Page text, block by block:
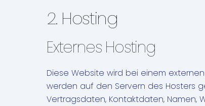
2. Hosting
Externes Hosting
Diese Website wird bei einem
werden auf den Servern des Hosters
Vertragsdaten, Kontaktdaten, Namen,